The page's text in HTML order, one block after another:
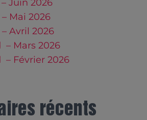
Juin 2026
Mai 2026
Avril 2026
– Mars 2026
– Février 2026
récents